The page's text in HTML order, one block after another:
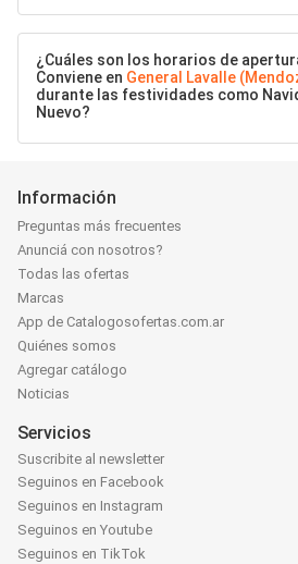
¿Cuáles son los horarios de
Conviene en General Lavalle
durante las festividades como
Nuevo?
Información
Preguntas más frecuentes
Anunciá con nosotros?
Todas las ofertas
Marcas
App de Catalogosofertas.com.ar
Quiénes somos
Agregar catálogo
Noticias
Servicios
Suscribite al newsletter
Seguinos en Facebook
Seguinos en Instagram
Seguinos en Youtube
Seguinos en TikTok